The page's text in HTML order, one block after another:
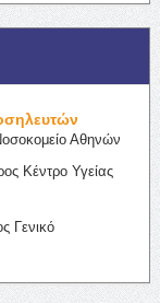
Αθηνών
Κέντρο Υγείας
Γενικό